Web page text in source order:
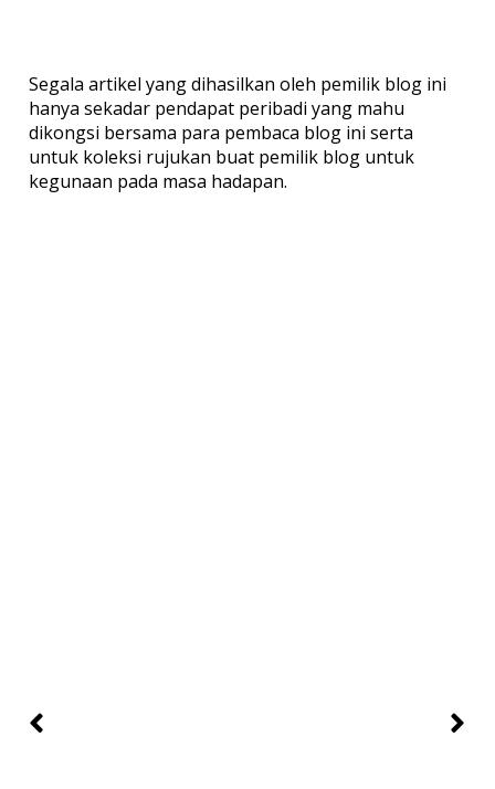
Segala artikel yang dihasilkan oleh pemilik blog ini
hanya sekadar pendapat peribadi yang mahu
dikongsi bersama para pembaca blog ini serta
untuk koleksi rujukan buat pemilik blog untuk
kegunaan pada masa hadapan.